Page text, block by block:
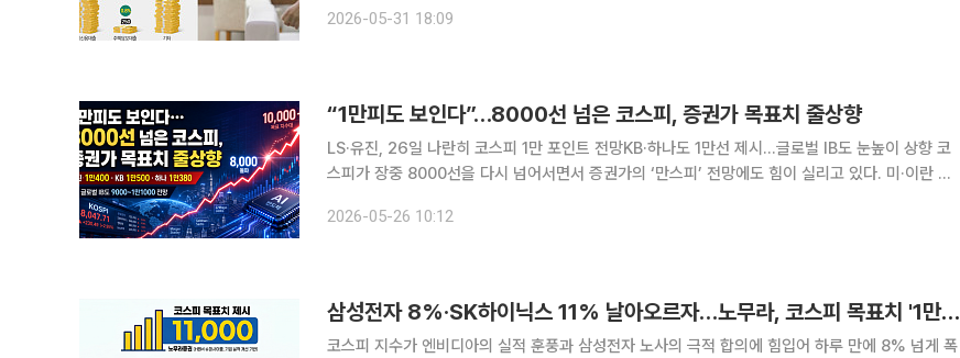
권사 신용융자 잔고가 동시에 불어나며 가계부채의 질적 성격이 급변
2026-05-31 18:09
“1만피도 보인다”…8000선 넘은 코스피, 증권가 목표치 줄상향
LS·유진, 26일 나란히 코스피 1만 포인트 전망KB·하나도 1만선 제시…글로벌 IB도 눈높이 상향 코
스피가 장중 8000선을 다시 넘어서면서 증권가의 ‘만스피’ 전망에도 힘이 실리고 있다. 미·이란 종
자은행(IB)들은 기업 이익 개선과 인공지능(AI) 성
2026-05-26 10:12
삼성전자 8%·SK하이닉스 11% 날아오르자…노무라, 코스피 목표치 '1만1000' 파격 상향
코스피 지수가 엔비디아의 실적 훈풍과 삼성전자 노사의 극적 합의에 힘입어 하루 만에 8% 넘게 폭